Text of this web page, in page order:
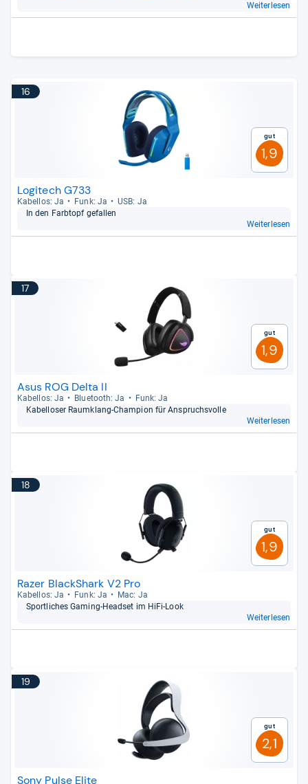
Weiterlesen
16
Gut
1,9
Logitech G733
Kabel­los: Ja Funk: Ja
USB: Ja
In den Farb­topf gefal­len
Weiterlesen
17
Gut
1,9
Asus ROG Delta II
Kabel­los: Ja Blue­tooth: Ja
Funk: Ja
Kabel­lo­ser Raum­klang-​Cham­pion für Anspruchs­volle
Weiterlesen
18
Gut
1,9
Razer BlackShark V2 Pro
Kabel­los: Ja Funk: Ja
Mac: Ja
Sport­li­ches Gaming-​Head­set im HiFi-​Look
Weiterlesen
19
Gut
2,1
Sony Pulse Elite